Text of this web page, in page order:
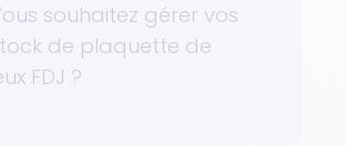
souhaitez gérer vos
de plaquette de
FDJ ?